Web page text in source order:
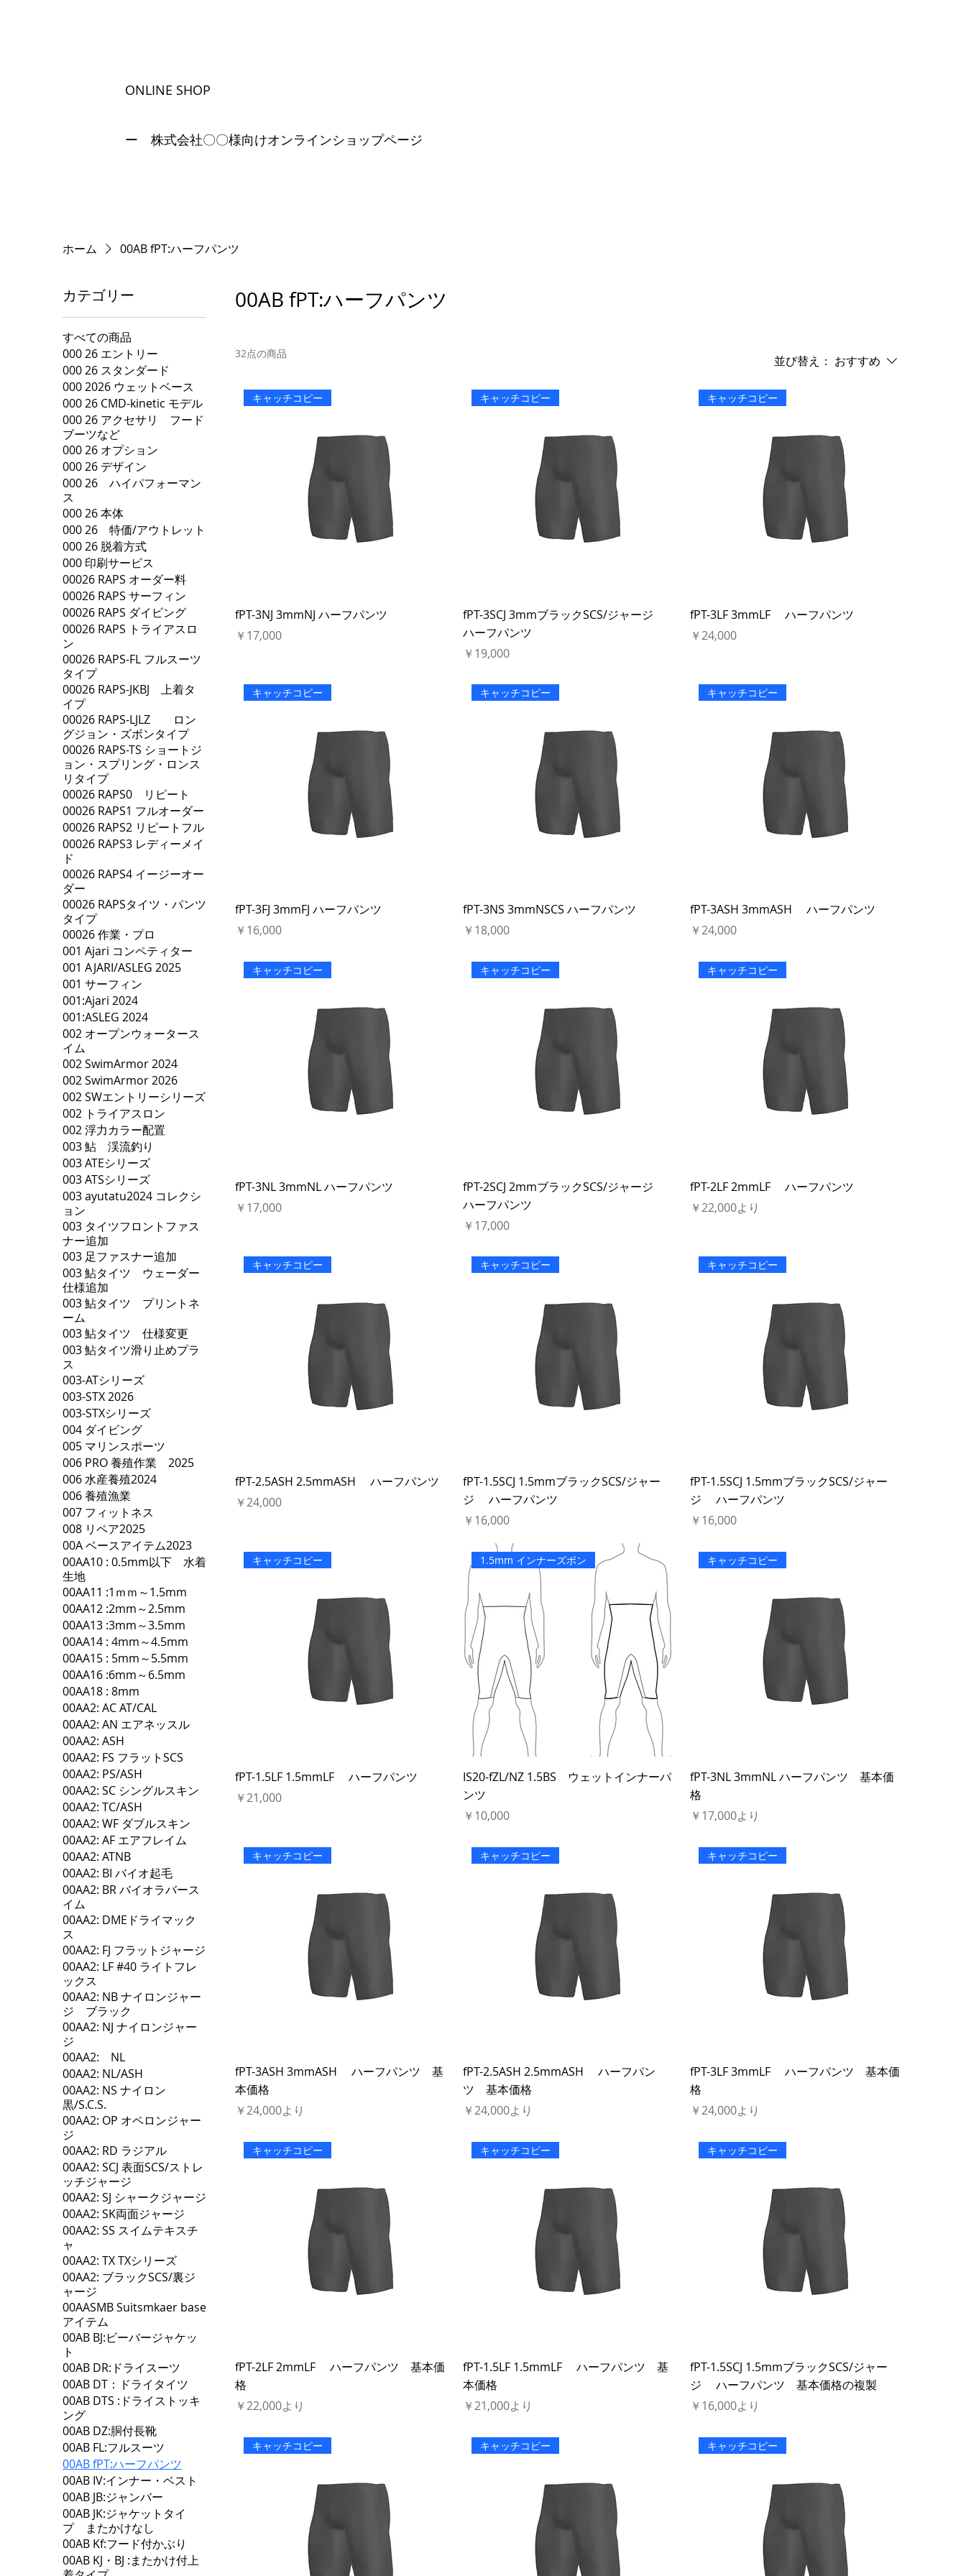
ONLINE SHOP
ー 株式会社〇〇様向けオンラインショップページ
ホーム 00AB fPT:ハーフパンツ
カテゴリー
すべての商品
000 26 エントリー
000 26 スタンダード
000 2026 ウェットベース
000 26 CMD-kinetic モデル
000 26 アクセサリ フード
ブーツなど
000 26 オプション
000 26 デザイン
000 26 ハイパフォーマン
ス
000 26 本体
000 26 特価/アウトレット
000 26 脱着方式
000 印刷サービス
00026 RAPS オーダー料
00026 RAPS サーフィン
00026 RAPS ダイビング
00026 RAPS トライアスロ
ン
00026 RAPS-FL フルスーツ
タイプ
00026 RAPS-JKBJ 上着タ
イプ
00026 RAPS-LJLZ ロン
グジョン・ズボンタイプ
00026 RAPS-TS ショートジ
ョン・スプリング・ロンス
リタイプ
00026 RAPS0 リピート
00026 RAPS1 フルオーダー
00026 RAPS2 リピートフル
00026 RAPS3 レディーメイ
ド
00026 RAPS4 イージーオー
ダー
00026 RAPSタイツ・パンツ
タイプ
00026 作業・プロ
001 Ajari コンペティター
001 AJARI/ASLEG 2025
001 サーフィン
001:Ajari 2024
001:ASLEG 2024
002 オープンウォータース
イム
002 SwimArmor 2024
002 SwimArmor 2026
002 SWエントリーシリーズ
002 トライアスロン
002 浮力カラー配置
003 鮎 渓流釣り
003 ATEシリーズ
003 ATSシリーズ
003 ayutatu2024 コレクシ
ョン
003 タイツフロントファス
ナー追加
003 足ファスナー追加
003 鮎タイツ ウェーダー
仕様追加
003 鮎タイツ プリントネ
ーム
003 鮎タイツ 仕様変更
003 鮎タイツ滑り止めプラ
ス
003-ATシリーズ
003-STX 2026
003-STXシリーズ
004 ダイビング
005 マリンスポーツ
006 PRO 養殖作業 2025
006 水産養殖2024
006 養殖漁業
007 フィットネス
008 リペア2025
00A ベースアイテム2023
00AA10 : 0.5mm以下 水着
生地
00AA11 :1ｍｍ～1.5mm
00AA12 :2mm～2.5mm
00AA13 :3mm～3.5mm
00AA14 : 4mm～4.5mm
00AA15 : 5mm～5.5mm
00AA16 :6mm～6.5mm
00AA18 : 8mm
00AA2: AC AT/CAL
00AA2: AN エアネッスル
00AA2: ASH
00AA2: FS フラットSCS
00AA2: PS/ASH
00AA2: SC シングルスキン
00AA2: TC/ASH
00AA2: WF ダブルスキン
00AA2: AF エアフレイム
00AA2: ATNB
00AA2: BI バイオ起毛
00AA2: BR バイオラバース
イム
00AA2: DMEドライマック
ス
00AA2: FJ フラットジャージ
00AA2: LF #40 ライトフレ
ックス
00AA2: NB ナイロンジャー
ジ ブラック
00AA2: NJ ナイロンジャー
ジ
00AA2: NL
00AA2: NL/ASH
00AA2: NS ナイロン
黒/S.C.S.
00AA2: OP オペロンジャー
ジ
00AA2: RD ラジアル
00AA2: SCJ 表面SCS/ストレ
ッチジャージ
00AA2: SJ シャークジャージ
00AA2: SK両面ジャージ
00AA2: SS スイムテキスチ
ャ
00AA2: TX TXシリーズ
00AA2: ブラックSCS/裏ジ
ャージ
00AASMB Suitsmkaer base
アイテム
00AB BJ:ビーバージャケッ
ト
00AB DR:ドライスーツ
00AB DT：ドライタイツ
00AB DTS :ドライストッキ
ング
00AB DZ:胴付長靴
00AB FL:フルスーツ
00AB fPT:ハーフパンツ
00AB IV:インナー・ベスト
00AB JB:ジャンバー
00AB JK:ジャケットタイ
プ またかけなし
00AB Kf:フード付かぶり
00AB KJ・BJ :またかけ付上
00AB fPT:ハーフパンツ
32点の商品 並び替え： おすすめ
キャッチコピー
fPT-3NJ 3mmNJ ハーフパンツ
価格
￥17,000
キャッチコピー
fPT-3SCJ 3mmブラックSCS/ジャージ
ハーフパンツ
価格
￥19,000
キャッチコピー
fPT-3LF 3mmLF ハーフパンツ
価格
￥24,000
キャッチコピー
fPT-3FJ 3mmFJ ハーフパンツ
価格
￥16,000
キャッチコピー
fPT-3NS 3mmNSCS ハーフパンツ
価格
￥18,000
キャッチコピー
fPT-3ASH 3mmASH ハーフパンツ
価格
￥24,000
キャッチコピー
fPT-3NL 3mmNL ハーフパンツ
価格
￥17,000
キャッチコピー
fPT-2SCJ 2mmブラックSCS/ジャージ
ハーフパンツ
価格
￥17,000
キャッチコピー
fPT-2LF 2mmLF ハーフパンツ
￥22,000より
セール価格
キャッチコピー
fPT-2.5ASH 2.5mmASH ハーフパンツ
価格
￥24,000
キャッチコピー
fPT-1.5SCJ 1.5mmブラックSCS/ジャー
ジ ハーフパンツ
価格
￥16,000
キャッチコピー
fPT-1.5SCJ 1.5mmブラックSCS/ジャー
ジ ハーフパンツ
価格
￥16,000
キャッチコピー
fPT-1.5LF 1.5mmLF ハーフパンツ
価格
￥21,000
1.5mm インナーズボン
IS20-fZL/NZ 1.5BS ウェットインナーパ
ンツ
価格
￥10,000
キャッチコピー
fPT-3NL 3mmNL ハーフパンツ 基本価
格
￥17,000より
セール価格
キャッチコピー
fPT-3ASH 3mmASH ハーフパンツ 基
本価格
￥24,000より
セール価格
キャッチコピー
fPT-2.5ASH 2.5mmASH ハーフパン
ツ 基本価格
￥24,000より
セール価格
キャッチコピー
fPT-3LF 3mmLF ハーフパンツ 基本価
格
￥24,000より
セール価格
キャッチコピー
fPT-2LF 2mmLF ハーフパンツ 基本価
格
￥22,000より
セール価格
キャッチコピー
fPT-1.5LF 1.5mmLF ハーフパンツ 基
本価格
￥21,000より
セール価格
キャッチコピー
fPT-1.5SCJ 1.5mmブラックSCS/ジャー
ジ ハーフパンツ 基本価格の複製
￥16,000より
セール価格
キャッチコピー キャッチコピー キャッチコピー